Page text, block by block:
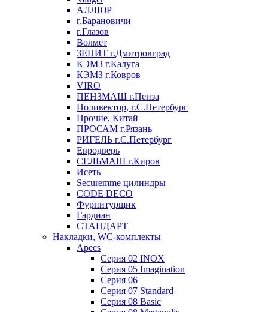
АЛЛЮР
г.Барановичи
г.Глазов
Волмет
ЗЕНИТ г.Дмитровград
КЭМЗ г.Калуга
КЭМЗ г.Ковров
VIRO
ПЕНЗМАШ г.Пенза
Поливектор, г.С.Петербург
Прочие, Китай
ПРОСАМ г.Рязань
РИГЕЛЬ г.С.Петербург
Евродверь
СЕЛЬМАШ г.Киров
Исеть
Securemme цилиндры
CODE DECO
Фурнитурщик
Гардиан
СТАНДАРТ
Накладки, WC-комплекты
Apecs
Cерия 02 INOX
Cерия 05 Imagination
Cерия 06
Cерия 07 Standard
Cерия 08 Basic